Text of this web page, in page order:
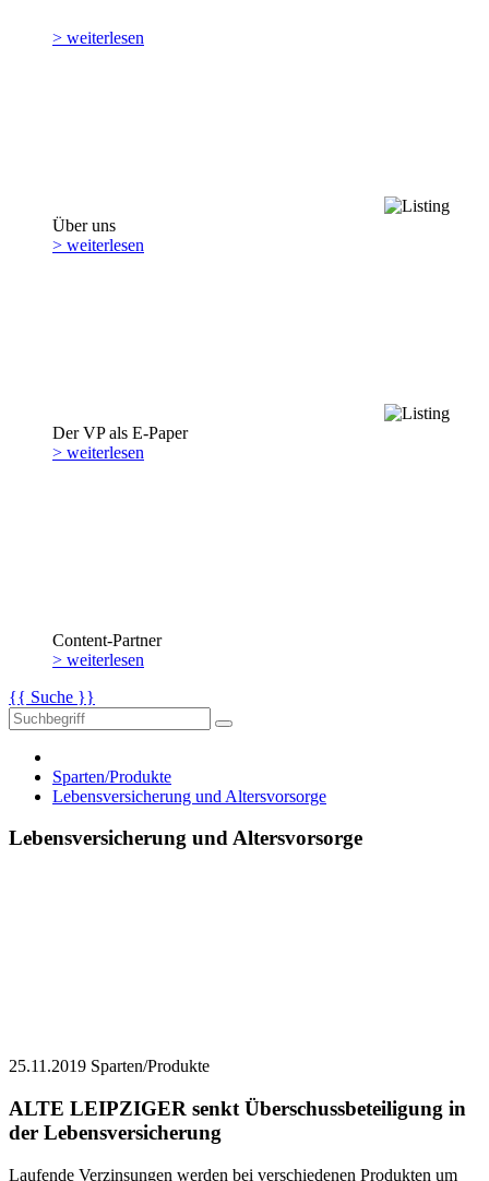
> weiterlesen
Über uns
> weiterlesen
Der VP als E-Paper
> weiterlesen
Content-Partner
> weiterlesen
{{ Suche }}
Sparten/Produkte
Lebensversicherung und Altersvorsorge
Lebensversicherung und Altersvorsorge
25.11.2019 Sparten/Produkte
ALTE LEIPZIGER senkt Überschussbeteiligung in
der Lebensversicherung
Laufende Verzinsungen werden bei verschiedenen Produkten um